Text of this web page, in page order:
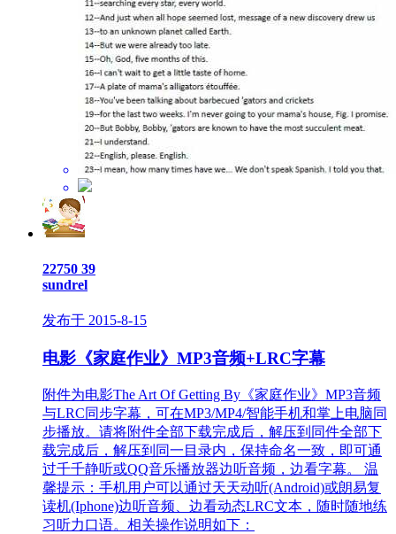
22750 39
sundrel
发布于 2015-8-15
电影《家庭作业》MP3音频+LRC字幕
附件为电影The Art Of Getting By《家庭作业》MP3音频
与LRC同步字幕，可在MP3/MP4/智能手机和掌上电脑同
步播放。请将附件全部下载完成后，解压到同件全部下
载完成后，解压到同一目录内，保持命名一致，即可通
过千千静听或QQ音乐播放器边听音频，边看字幕。 温
馨提示：手机用户可以通过天天动听(Android)或朗易复
读机(Iphone)边听音频、边看动态LRC文本，随时随地练
习听力口语。相关操作说明如下：